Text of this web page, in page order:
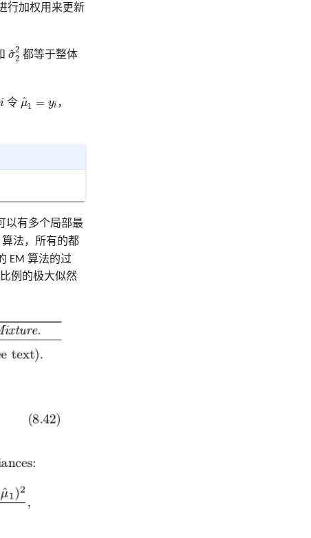
行加权用来更新
^
σ
2
2
^ 22
都等于整体
i
i
令 ^
μ1 = yi
μ
，
以有多个局部最
法，所有的都
EM 算法的过
例的极大似然